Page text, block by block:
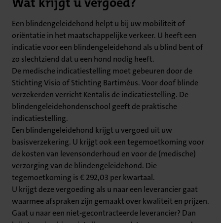
Een blindengeleidehond helpt u bij uw mobiliteit of
oriëntatie in het maatschappelijke verkeer. U heeft een
indicatie voor een blindengeleidehond als u blind bent of
zo slechtziend dat u een hond nodig heeft.
De medische indicatiestelling moet gebeuren door de
Stichting Visio of Stichting Bartiméus. Voor doof blinde
verzekerden verricht Kentalis de indicatiestelling. De
blindengeleidehondenschool geeft de praktische
indicatiestelling.
Een blindengeleidehond krijgt u vergoed uit uw
basisverzekering. U krijgt ook een tegemoetkoming voor
de kosten van levensonderhoud en voor de (medische)
verzorging van de blindengeleidehond. Die
tegemoetkoming is € 292,03 per kwartaal.
U krijgt deze vergoeding als u naar een leverancier gaat
waarmee afspraken zijn gemaakt over kwaliteit en prijzen.
Gaat u naar een niet-gecontracteerde leverancier? Dan